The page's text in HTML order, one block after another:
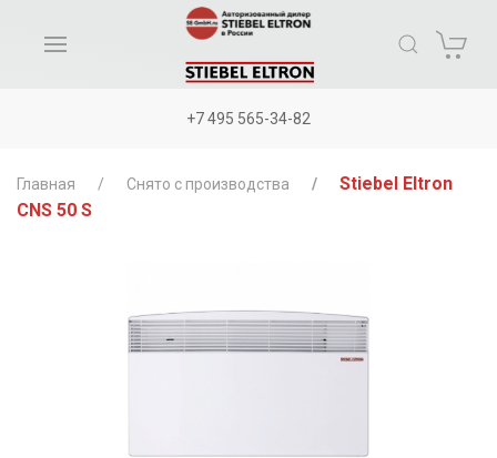
+7 495 565-34-82
Главная Снято с производства
Stiebel Eltron
CNS 50 S